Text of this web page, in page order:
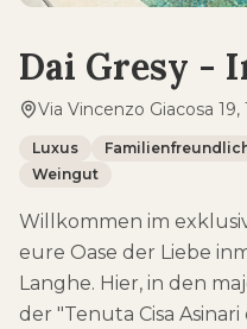
Dai Gresy -
Via Vincenzo Giacosa
Luxus
Weingut
Willkommen im
eure Oase der Liebe
Langhe. Hier, in den
der "Tenuta Cisa Asinari